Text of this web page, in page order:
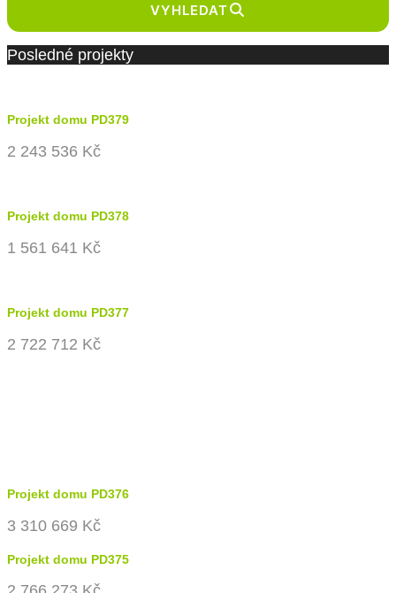
VYHLEDAT
Posledné projekty
Projekt domu PD379
2 243 536 Kč
Projekt domu PD378
1 561 641 Kč
Projekt domu PD377
2 722 712 Kč
Projekt domu PD376
3 310 669 Kč
Projekt domu PD375